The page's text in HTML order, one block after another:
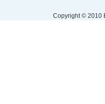
Copyright © 2010